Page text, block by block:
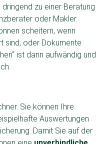
zu einer Beratung
oder Makler.
scheitern, wenn
sind, oder Dokumente
ist dann aufwändig und
Sie können Ihre
Auswertungen
Damit Sie auf der